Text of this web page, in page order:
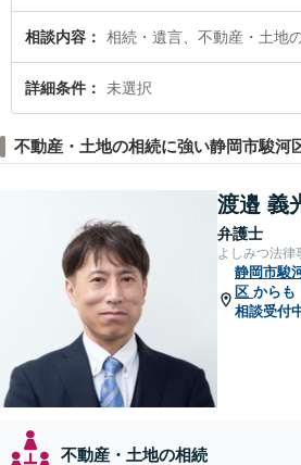
たい』『不動産・土地の相続のトラブル解決の
したい』『初回相談無料で不動産・土地の相続
内の弁護士に相談予約したい』などでお困りの
相談内容 相続・遺言、不動産・土地
詳細条件 未選択
不動産・土地の相続に強い静岡市駿河
渡邉 義
弁護士
よしみつ法律
静岡市駿
区 からも
相談受付
不動産・土地の相続